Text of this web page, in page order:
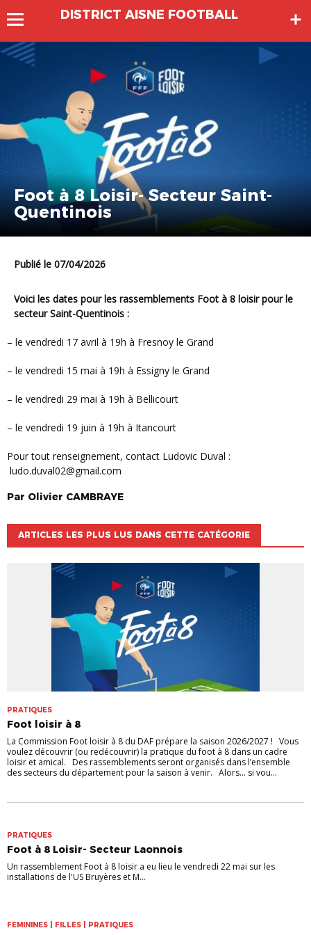
DISTRICT AISNE FOOTBALL
Foot à 8 Loisir- Secteur Saint-
Quentinois
Publié le 07/04/2026
Voici les dates pour les rassemblements Foot à 8 loisir pour le
secteur Saint-Quentinois :
– le vendredi 17 avril à 19h à Fresnoy le Grand
– le vendredi 15 mai à 19h à Essigny le Grand
– le vendredi 29 mai à 19h à Bellicourt
– le vendredi 19 juin à 19h à Itancourt
Pour tout renseignement, contact Ludovic Duval :
ludo.duval02@gmail.com
Par Olivier CAMBRAYE
ARTICLES LES PLUS LUS DANS CETTE CATÉGORIE
PRATIQUES
Foot loisir à 8
La Commission Foot loisir à 8 du DAF prépare la saison 2026/2027 ! Vous
voulez découvrir (ou redécouvrir) la pratique du foot à 8 dans un cadre
loisir et amical. Des rassemblements seront organisés dans l’ensemble
des secteurs du département pour la saison à venir. Alors… si vou...
PRATIQUES
Foot à 8 Loisir- Secteur Laonnois
Un rassemblement Foot à 8 loisir a eu lieu le vendredi 22 mai sur les
installations de l'US Bruyères et M...
FEMININES | FILLES | PRATIQUES